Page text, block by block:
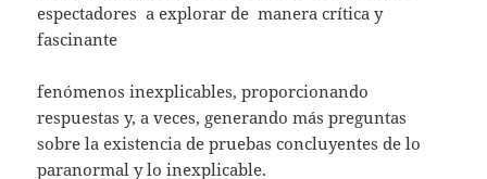
espectadores a explorar de manera crítica y
fascinante
fenómenos inexplicables, proporcionando
respuestas y, a veces, generando más preguntas
sobre la existencia de pruebas concluyentes de lo
paranormal y lo inexplicable.